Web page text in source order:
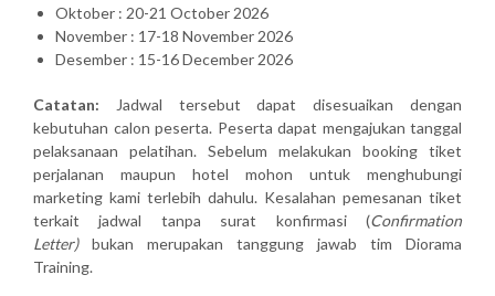
Oktober : 20-21 October 2026
November : 17-18 November 2026
Desember : 15-16 December 2026
Catatan: Jadwal tersebut dapat disesuaikan dengan
kebutuhan calon peserta. Peserta dapat mengajukan tanggal
pelaksanaan pelatihan. Sebelum melakukan booking tiket
perjalanan maupun hotel mohon untuk menghubungi
marketing kami terlebih dahulu. Kesalahan pemesanan tiket
terkait jadwal tanpa surat konfirmasi (Confirmation
Letter)bukan merupakan tanggung jawab tim Diorama
Training.